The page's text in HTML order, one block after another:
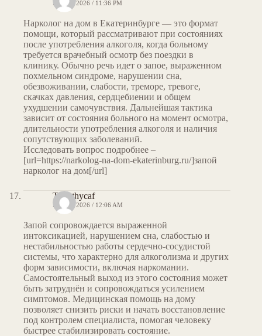
MAY 6, 2026 / 11:36 PM
Нарколог на дом в Екатеринбурге — это формат
помощи, который рассматривают при состояниях
после употребления алкоголя, когда больному
требуется врачебный осмотр без поездки в
клинику. Обычно речь идет о запое, выраженном
похмельном синдроме, нарушении сна,
обезвоживании, слабости, треморе, тревоге,
скачках давления, сердцебиении и общем
ухудшении самочувствия. Дальнейшая тактика
зависит от состояния больного на момент осмотра,
длительности употребления алкоголя и наличия
сопутствующих заболеваний.
Исследовать вопрос подробнее –
[url=https://narkolog-na-dom-ekaterinburg.ru/]запой
нарколог на дом[/url]
Timothycaf
MAY 7, 2026 / 12:06 AM
Запой сопровождается выраженной
интоксикацией, нарушением сна, слабостью и
нестабильностью работы сердечно-сосудистой
системы, что характерно для алкоголизма и других
форм зависимости, включая наркомании.
Самостоятельный выход из этого состояния может
быть затруднён и сопровождаться усилением
симптомов. Медицинская помощь на дому
позволяет снизить риски и начать восстановление
под контролем специалиста, помогая человеку
быстрее стабилизировать состояние.